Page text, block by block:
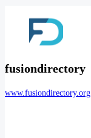
fusiondirectory
www.fusiondirectory.org